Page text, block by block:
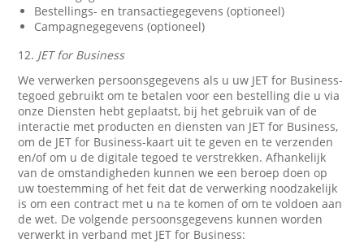
Bestellings- en transactiegegevens (optioneel)
Campagnegegevens (optioneel)
12. JET for Business
We verwerken persoonsgegevens als u uw JET for Business-
tegoed gebruikt om te betalen voor een bestelling die u via
onze Diensten hebt geplaatst, bij het gebruik van of de
interactie met producten en diensten van JET for Business,
om de JET for Business-kaart uit te geven en te verzenden
en/of om u de digitale tegoed te verstrekken. Afhankelijk
van de omstandigheden kunnen we een beroep doen op
uw toestemming of het feit dat de verwerking noodzakelijk
is om een contract met u na te komen of om te voldoen aan
de wet. De volgende persoonsgegevens kunnen worden
verwerkt in verband met JET for Business: